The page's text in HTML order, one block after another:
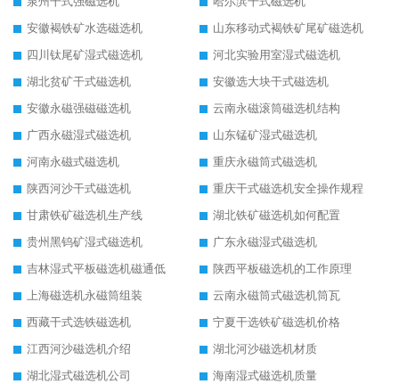
安徽褐铁矿水选磁选机
山东移动式褐铁矿尾矿磁选机
四川钛尾矿湿式磁选机
河北实验用室湿式磁选机
湖北贫矿干式磁选机
安徽选大块干式磁选机
安徽永磁强磁磁选机
云南永磁滚筒磁选机结构
广西永磁湿式磁选机
山东锰矿湿式磁选机
河南永磁式磁选机
重庆永磁筒式磁选机
陕西河沙干式磁选机
重庆干式磁选机安全操作规程
甘肃铁矿磁选机生产线
湖北铁矿磁选机如何配置
贵州黑钨矿湿式磁选机
广东永磁湿式磁选机
吉林湿式平板磁选机磁通低
陕西平板磁选机的工作原理
上海磁选机永磁筒组装
云南永磁筒式磁选机筒瓦
西藏干式选铁磁选机
宁夏干选铁矿磁选机价格
江西河沙磁选机介绍
湖北河沙磁选机材质
湖北湿式磁选机公司
海南湿式磁选机质量